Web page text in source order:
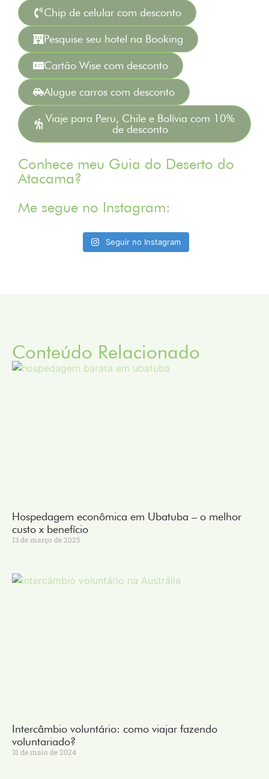
Chip de celular com desconto
Pesquise seu hotel na Booking
Cartão Wise com desconto
Alugue carros com desconto
Viaje para Peru, Chile e Bolívia com 10%
de desconto
Conhece meu Guia do Deserto do
Atacama?
Me segue no Instagram:
Seguir no Instagram
Conteúdo Relacionado
Hospedagem econômica em Ubatuba – o melhor
custo x benefício
13 de março de 2025
Intercâmbio voluntário: como viajar fazendo
voluntariado?
31 de maio de 2024